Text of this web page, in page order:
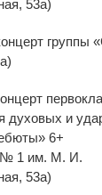
53а)
группы «
духовых и
» 6+
№ 1 им. М. И.
53а)